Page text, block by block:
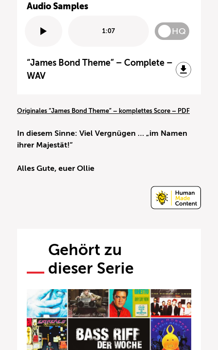
Audio Samples
1:07 HQ
“James Bond Theme” – Complete –
WAV
Originales “James Bond Theme” – komplettes Score – PDF
In diesem Sinne: Viel Vergnügen … „im Namen
ihrer Majestät!“
Alles Gute, euer Ollie
Gehört zu
dieser Serie